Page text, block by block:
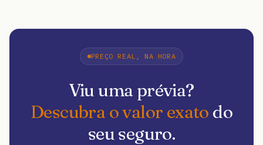
PREÇO REAL, NA HORA
Viu uma prévia?
Descubra o valor exato do
seu seguro.